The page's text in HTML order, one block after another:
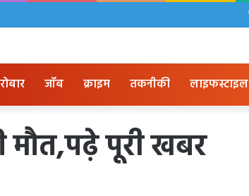
जॉब क्राइम तकनीकी लाइफस्टाइल
मौत,पढ़े पूरी खबर